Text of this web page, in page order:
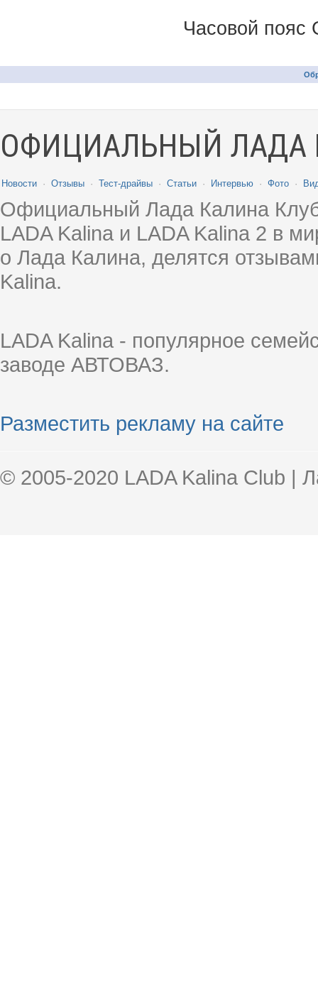
Часовой пояс
ОФИЦИАЛЬНЫЙ ЛАДА
Новости · Отзывы · Тест-драйвы · Статьи · Интервью · Фото ·
Официальный Лада Калина
LADA Kalina и LADA Kalina 2 в
о Лада Калина, делятся
Kalina.
LADA Kalina - популярное
заводе АВТОВАЗ.
Разместить рекламу на сайте
© 2005-2020 LADA Kalina Club |